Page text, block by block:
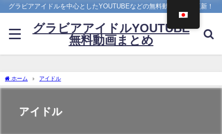
グラビアアイドルを中心としたYOUTUBEなどの無料動画を日々更新！
グラビアアイドルYOUTUBE
無料動画まとめ
ホーム アイドル
アイドル